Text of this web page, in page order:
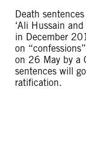
Death
‘Ali Hussain
in December
on
on 26 May by a
sentences will
ratification.